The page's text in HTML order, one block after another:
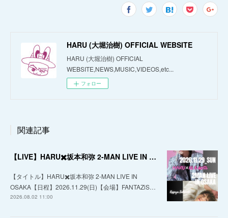
HARU (大堀治樹) OFFICIAL WEBSITE
HARU (大堀治樹) OFFICIAL
WEBSITE,NEWS,MUSIC,VIDEOS,etc...
フォロー
関連記事
【LIVE】HARU✖️坂本和弥 2-MAN LIVE IN OSAKA
【タイトル】HARU✖️坂本和弥 2-MAN LIVE IN
OSAKA【日程】2026.11.29(日)【会場】FANTAZiS…
2026.08.02 11:00